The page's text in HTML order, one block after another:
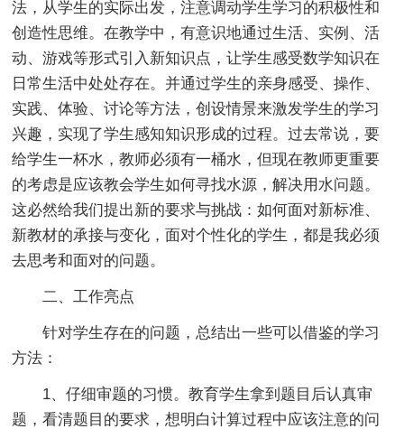
法，从学生的实际出发，注意调动学生学习的积极性和
创造性思维。在教学中，有意识地通过生活、实例、活
动、游戏等形式引入新知识点，让学生感受数学知识在
日常生活中处处存在。并通过学生的亲身感受、操作、
实践、体验、讨论等方法，创设情景来激发学生的学习
兴趣，实现了学生感知知识形成的过程。过去常说，要
给学生一杯水，教师必须有一桶水，但现在教师更重要
的考虑是应该教会学生如何寻找水源，解决用水问题。
这必然给我们提出新的要求与挑战：如何面对新标准、
新教材的承接与变化，面对个性化的学生，都是我必须
去思考和面对的问题。
二、工作亮点
针对学生存在的问题，总结出一些可以借鉴的学习
方法：
1、仔细审题的习惯。教育学生拿到题目后认真审
题，看清题目的要求，想明白计算过程中应该注意的问